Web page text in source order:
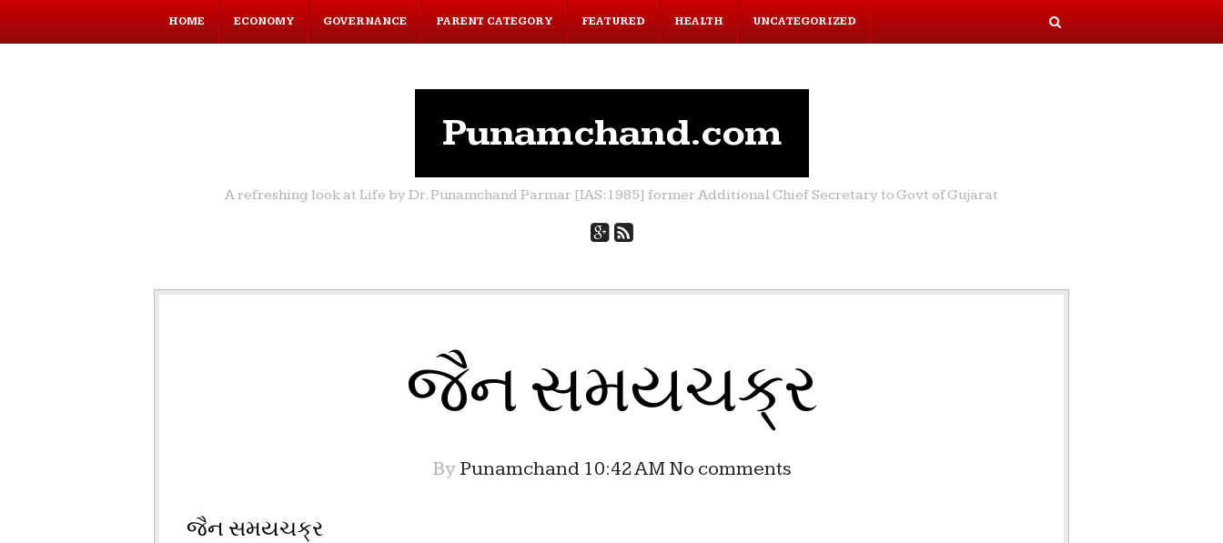
HOME ECONOMY GOVERNANCE PARENT CATEGORY FEATURED HEALTH UNCATEGORIZED
Punamchand.com
A refreshing look at Life by Dr. Punamchand Parmar [IAS:1985] former Additional Chief Secretary to Govt of Gujarat
જૈન સમયચક્ર
By Punamchand 10:42 AM No comments
જૈન સમયચક્ર